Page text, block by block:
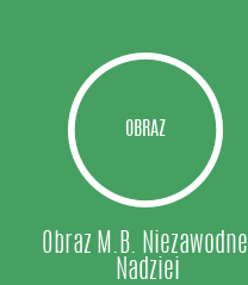
OBRAZ
Obraz M.B. Niezawodnej
Nadziei